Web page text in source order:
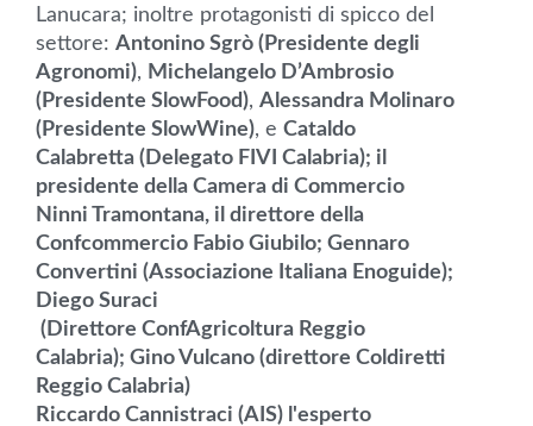
Lanucara; inoltre protagonisti di spicco del
settore: Antonino Sgrò (Presidente degli
Agronomi), Michelangelo D’Ambrosio
(Presidente SlowFood), Alessandra Molinaro
(Presidente SlowWine), e Cataldo
Calabretta (Delegato FIVI Calabria); il
presidente della Camera di Commercio
Ninni Tramontana, il direttore della
Confcommercio Fabio Giubilo; Gennaro
Convertini (Associazione Italiana Enoguide);
Diego Suraci
(Direttore ConfAgricoltura Reggio
Calabria); Gino Vulcano (direttore Coldiretti
Reggio Calabria)
Riccardo Cannistraci (AIS) l'esperto